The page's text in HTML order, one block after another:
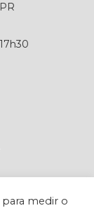
medir o